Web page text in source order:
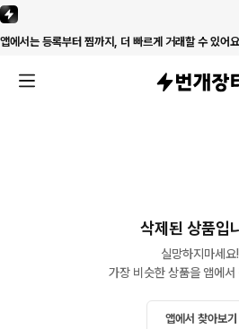
앱에서는 등록부터 찜까지, 더 빠르게 거래할 수 있어요
삭제된 상품입
실망하지마세요!
가장 비슷한 상품을 앱에서
앱에서 찾아보기